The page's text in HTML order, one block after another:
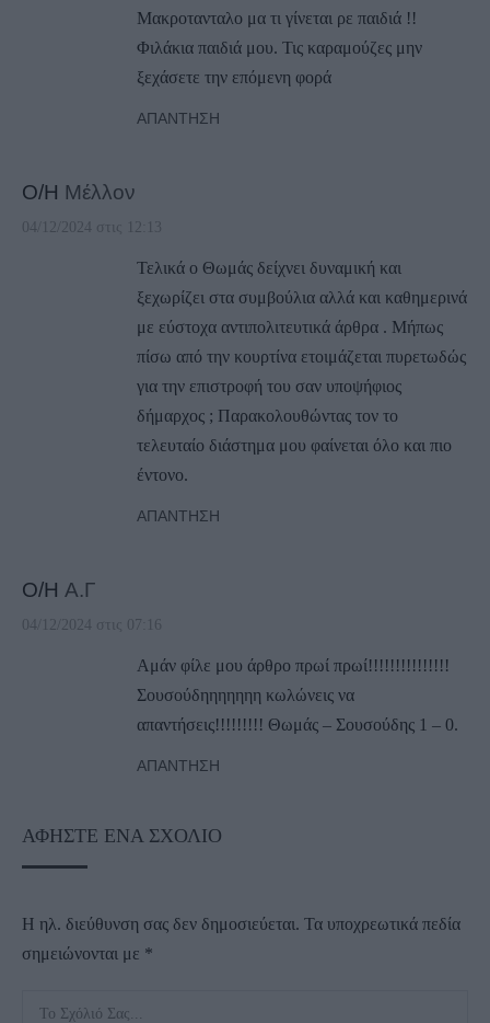
Μακροτανταλο μα τι γίνεται ρε παιδιά !!
Φιλάκια παιδιά μου. Τις καραμούζες μην
ξεχάσετε την επόμενη φορά
ΑΠΆΝΤΗΣΗ
Ο/Η Μέλλον
04/12/2024 στις 12:13
Τελικά ο Θωμάς δείχνει δυναμική και
ξεχωρίζει στα συμβούλια αλλά και καθημερινά
με εύστοχα αντιπολιτευτικά άρθρα . Μήπως
πίσω από την κουρτίνα ετοιμάζεται πυρετωδώς
για την επιστροφή του σαν υποψήφιος
δήμαρχος ; Παρακολουθώντας τον το
τελευταίο διάστημα μου φαίνεται όλο και πιο
έντονο.
ΑΠΆΝΤΗΣΗ
Ο/Η Α.Γ
04/12/2024 στις 07:16
Αμάν φίλε μου άρθρο πρωί πρωί!!!!!!!!!!!!!!!
Σουσούδηηηηηηη κωλώνεις να
απαντήσεις!!!!!!!!! Θωμάς – Σουσούδης 1 – 0.
ΑΠΆΝΤΗΣΗ
ΑΦΉΣΤΕ ΈΝΑ ΣΧΌΛΙΟ
Η ηλ. διεύθυνση σας δεν δημοσιεύεται. Τα υποχρεωτικά πεδία
σημειώνονται με *